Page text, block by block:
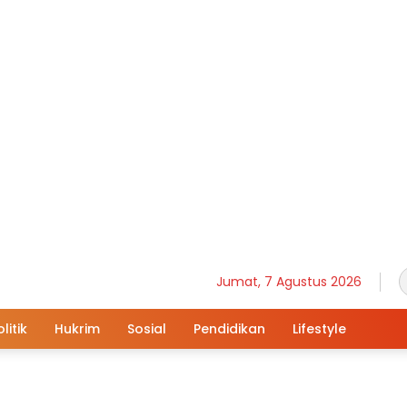
Jumat, 7 Agustus 2026
Hukrim Sosial Pendidikan Lifestyle